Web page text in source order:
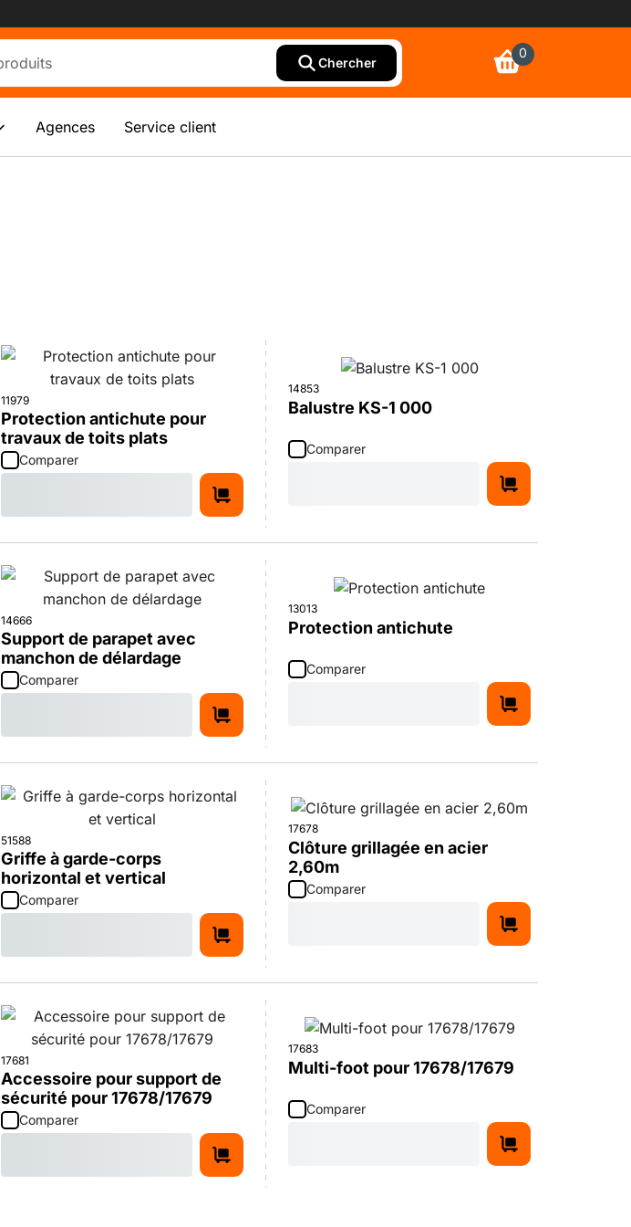
Chercher
0
Agences Service client
11979
Protection antichute pour
travaux de toits plats
Comparer
14853
Balustre KS-1 000
Comparer
14666
Support de parapet avec
manchon de délardage
Comparer
13013
Protection antichute
Comparer
51588
Griffe à garde-corps
horizontal et vertical
Comparer
17678
Clôture grillagée en acier
2,60m
Comparer
17681
Accessoire pour support de
sécurité pour 17678/17679
Comparer
17683
Multi-foot pour 17678/17679
Comparer